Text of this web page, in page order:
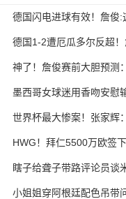
德国闪电进球有效！詹俊
德国1-2遭厄瓜多尔反超
里
神了！詹俊赛前大胆预测
墨西哥女球迷用香吻安慰
世界杯最大惨案！张家辉
HWG！拜仁5500万欧签
集锦
瞎子给聋子带路评论员谈
小姐姐穿阿根廷配色吊带